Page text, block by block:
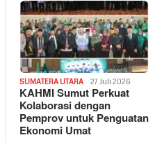
SUMATERA UTARA 27 Juli 2026
KAHMI Sumut Perkuat
Kolaborasi dengan
Pemprov untuk Penguatan
Ekonomi Umat